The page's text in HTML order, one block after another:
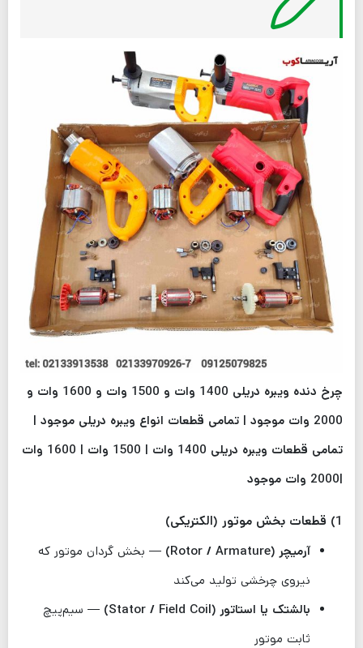
چرخ دنده ویبره دریلی 1400 وات و 1500 وات و 1600 وات و
2000 وات موجود | تمامی قطعات انواع ویبره دریلی موجود |
تمامی قطعات ویبره دریلی 1400 وات | 1500 وات | 1600 وات
|2000 وات موجود
1) قطعات بخش موتور (الکتریکی)
آرمیچر (Rotor / Armature)
— بخش گردان موتور که
نیروی چرخشی تولید می‌کند
بالشتک یا استاتور (Stator / Field Coil)
— سیم‌پیچ
ثابت موتور